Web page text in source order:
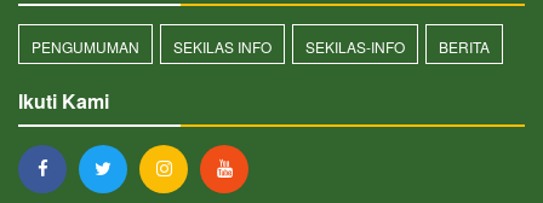
PENGUMUMAN SEKILAS INFO SEKILAS-INFO BERITA
Ikuti Kami